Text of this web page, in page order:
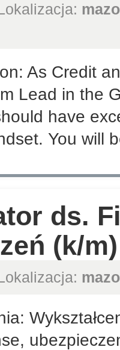
As Credit
Lead in the
have
You will
ds.
(k/m)